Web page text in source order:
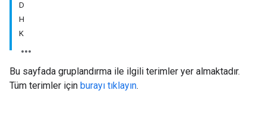
D
H
K
Bu sayfada gruplandırma ile ilgili terimler yer almaktadır.
Tüm terimler için burayı tıklayın.